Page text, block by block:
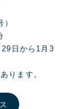
29日から1月3
ります。